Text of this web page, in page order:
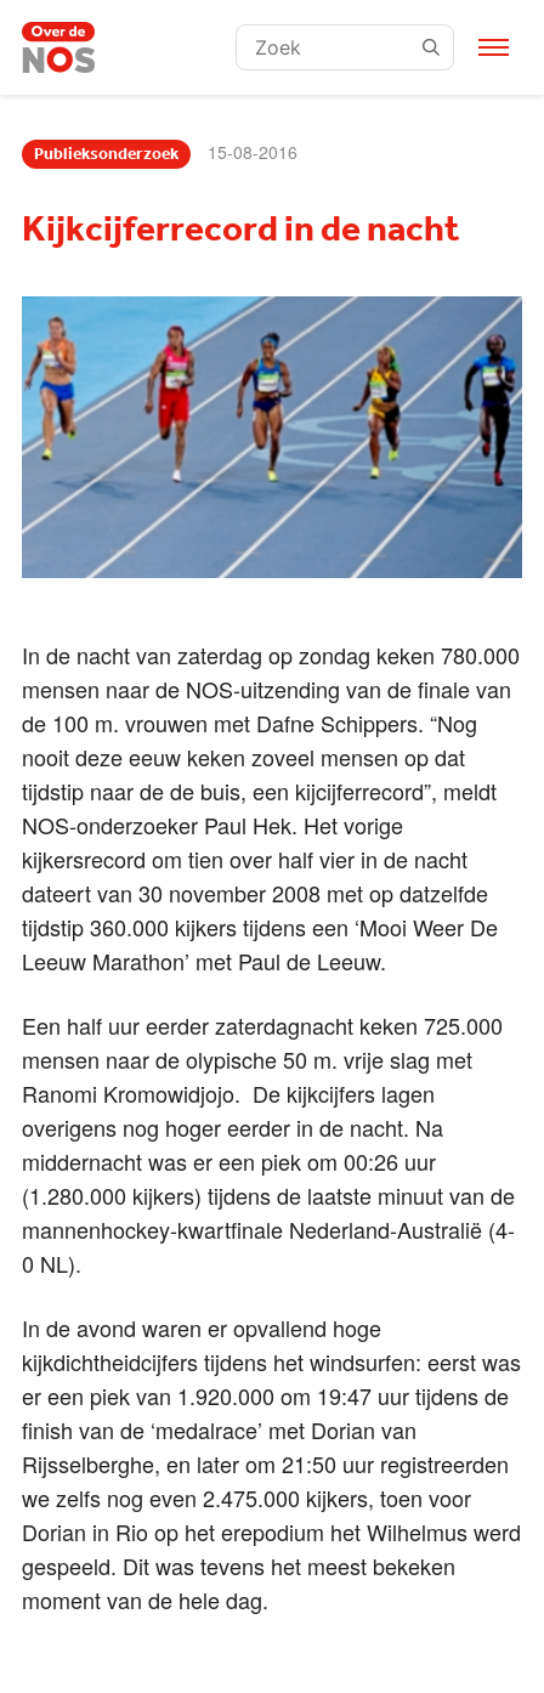
Zoeken:
Publieksonderzoek 15-08-2016
Kijkcijferrecord in de nacht
In de nacht van zaterdag op zondag keken 780.000
mensen naar de NOS-uitzending van de finale van
de 100 m. vrouwen met Dafne Schippers. “Nog
nooit deze eeuw keken zoveel mensen op dat
tijdstip naar de de buis, een kijcijferrecord”, meldt
NOS-onderzoeker Paul Hek. Het vorige
kijkersrecord om tien over half vier in de nacht
dateert van 30 november 2008 met op datzelfde
tijdstip 360.000 kijkers tijdens een ‘Mooi Weer De
Leeuw Marathon’ met Paul de Leeuw.
Een half uur eerder zaterdagnacht keken 725.000
mensen naar de olypische 50 m. vrije slag met
Ranomi Kromowidjojo. De kijkcijfers lagen
overigens nog hoger eerder in de nacht. Na
middernacht was er een piek om 00:26 uur
(1.280.000 kijkers) tijdens de laatste minuut van de
mannenhockey-kwartfinale Nederland-Australië (4-
0 NL).
In de avond waren er opvallend hoge
kijkdichtheidcijfers tijdens het windsurfen: eerst was
er een piek van 1.920.000 om 19:47 uur tijdens de
finish van de ‘medalrace’ met Dorian van
Rijsselberghe, en later om 21:50 uur registreerden
we zelfs nog even 2.475.000 kijkers, toen voor
Dorian in Rio op het erepodium het Wilhelmus werd
gespeeld. Dit was tevens het meest bekeken
moment van de hele dag.